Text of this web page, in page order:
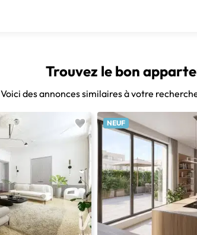
Trouvez le bon
Voici des annonces similaires à votre
NEUF